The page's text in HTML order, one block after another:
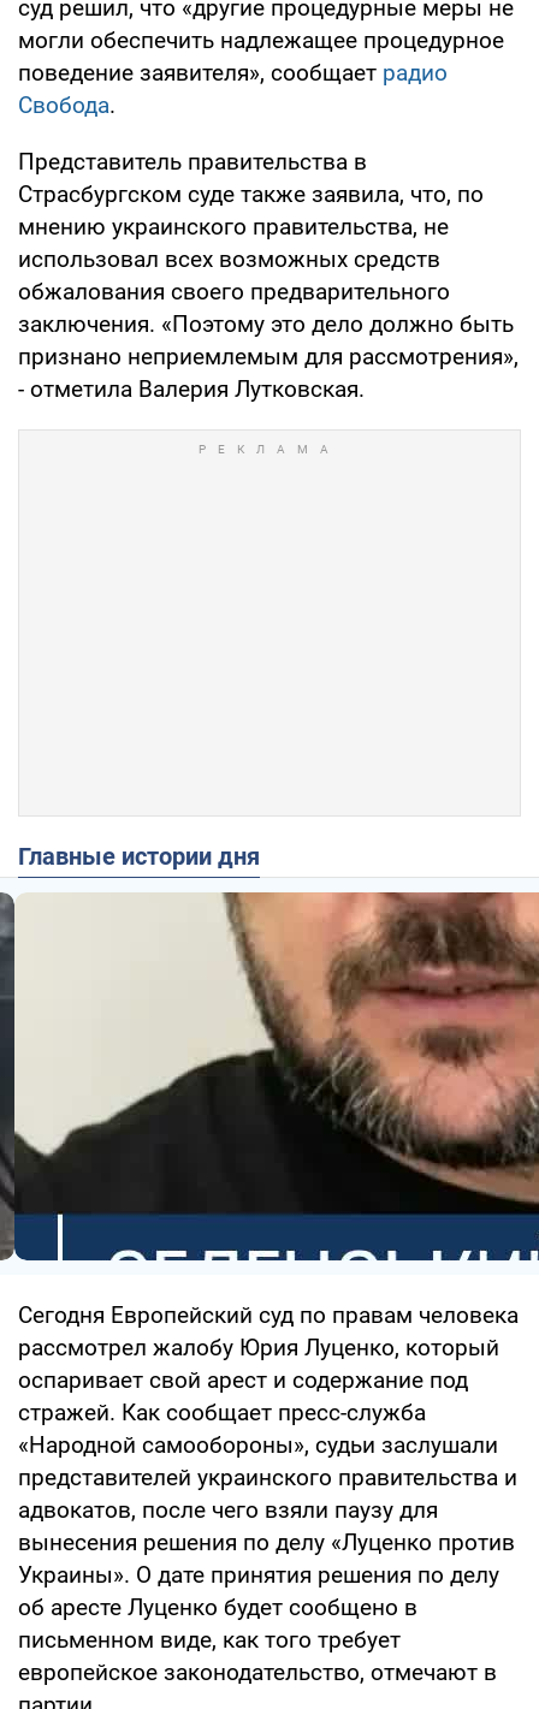
суд решил, что «другие процедурные меры не
могли обеспечить надлежащее процедурное
поведение заявителя», сообщает радио
Свобода.
Представитель правительства в
Страсбургском суде также заявила, что, по
мнению украинского правительства, не
использовал всех возможных средств
обжалования своего предварительного
заключения. «Поэтому это дело должно быть
признано неприемлемым для рассмотрения»,
- отметила Валерия Лутковская.
Главные истории дня
Сегодня Европейский суд по правам человека
рассмотрел жалобу Юрия Луценко, который
оспаривает свой арест и содержание под
стражей. Как сообщает пресс-служба
«Народной самообороны», судьи заслушали
представителей украинского правительства и
адвокатов, после чего взяли паузу для
вынесения решения по делу «Луценко против
Украины». О дате принятия решения по делу
об аресте Луценко будет сообщено в
письменном виде, как того требует
европейское законодательство, отмечают в